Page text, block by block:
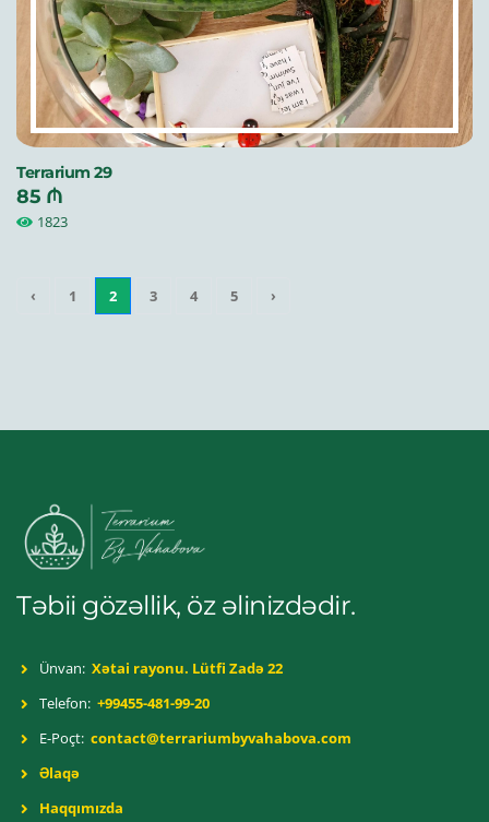
Terrarium 29
85 ₼
1823
‹ 1 2 3 4 5 ›
Təbii gözəllik, öz əlinizdədir.
Ünvan: Xətai rayonu. Lütfi Zadə 22
Telefon: +99455-481-99-20
E-Poçt: contact@terrariumbyvahabova.com
Əlaqə
Haqqımızda